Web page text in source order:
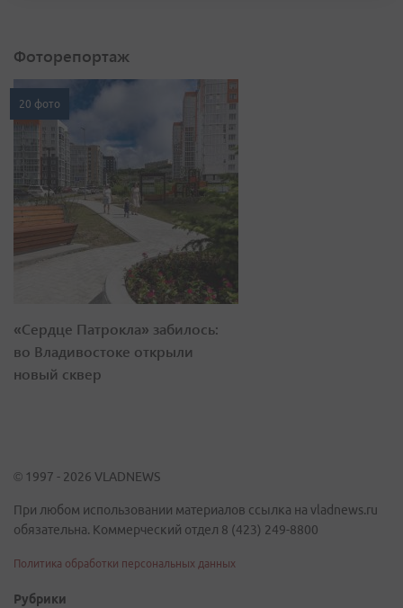
Фоторепортаж
20 фото
«Сердце Патрокла» забилось:
во Владивостоке открыли
новый сквер
© 1997 - 2026 VLADNEWS
При любом использовании материалов ссылка на vladnews.ru
обязательна. Коммерческий отдел 8 (423) 249-8800
Политика обработки персональных данных
Рубрики